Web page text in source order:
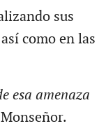
sus
como en las
esa amenaza